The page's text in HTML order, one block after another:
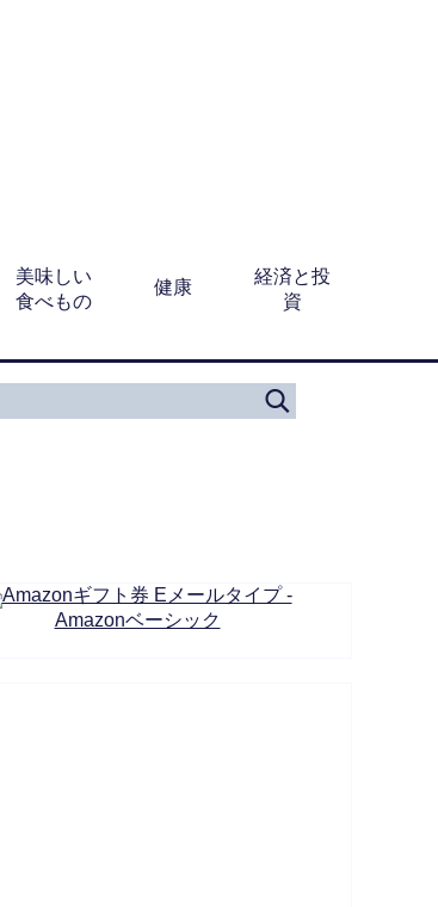
美味しい
食べもの
健康
経済と投
資
Amazonギフト券 Eメールタイプ -
Amazonベーシック